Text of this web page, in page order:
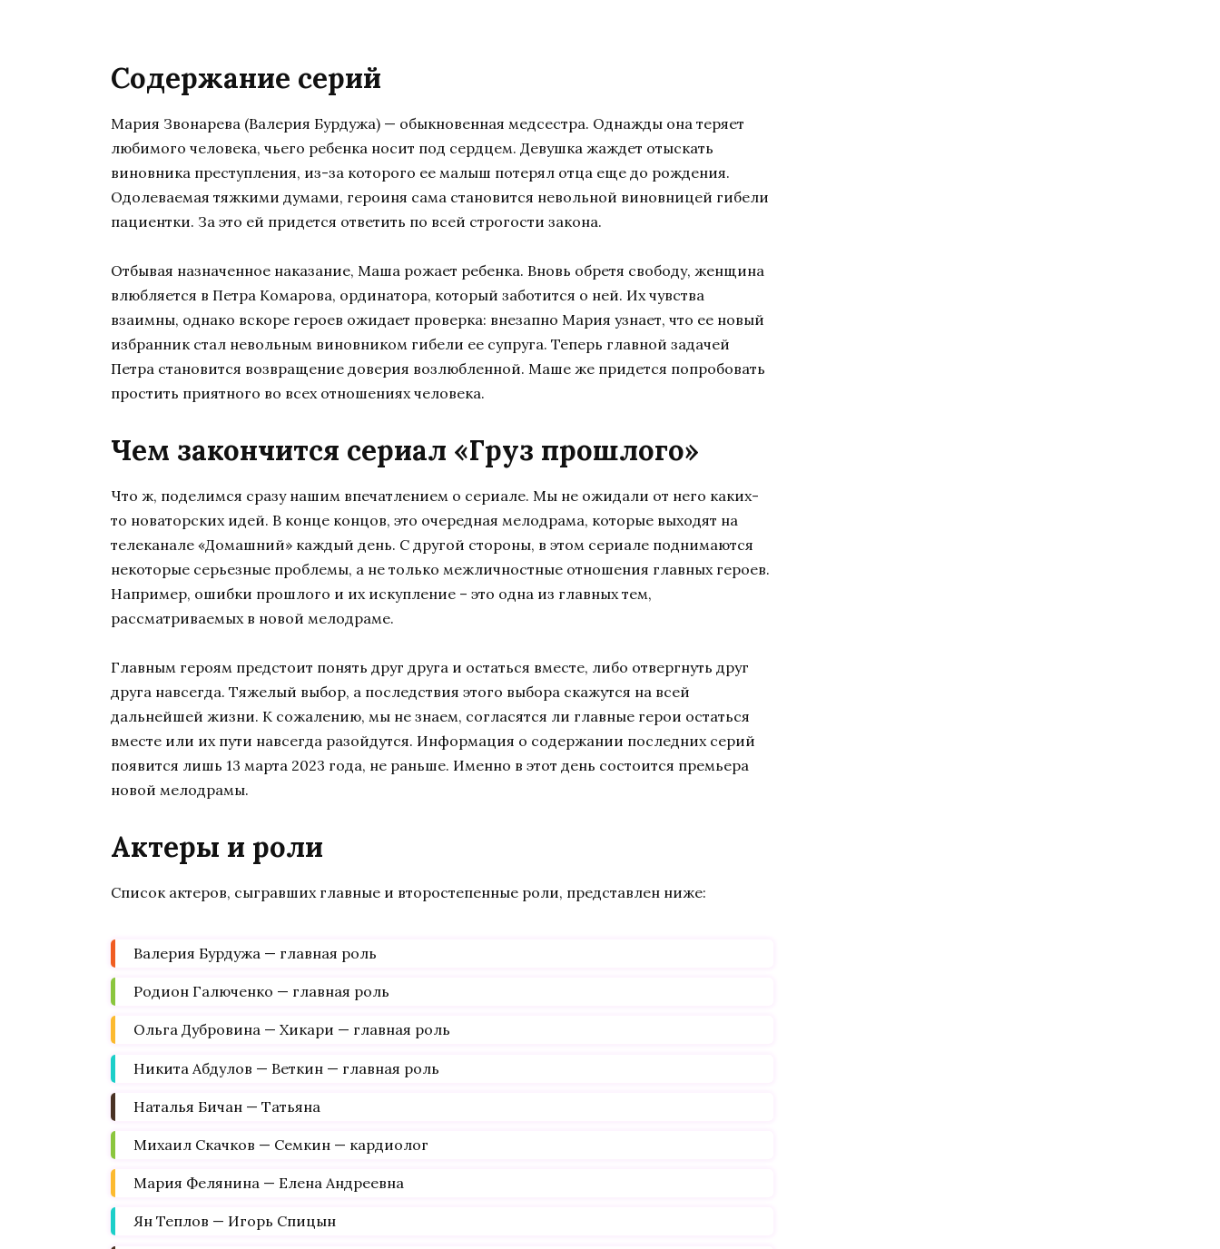
Содержание серий
Мария Звонарева (Валерия Бурдужа) — обыкновенная медсестра. Однажды она теряет
любимого человека, чьего ребенка носит под сердцем. Девушка жаждет отыскать
виновника преступления, из-за которого ее малыш потерял отца еще до рождения.
Одолеваемая тяжкими думами, героиня сама становится невольной виновницей гибели
пациентки. За это ей придется ответить по всей строгости закона.
Отбывая назначенное наказание, Маша рожает ребенка. Вновь обретя свободу, женщина
влюбляется в Петра Комарова, ординатора, который заботится о ней. Их чувства
взаимны, однако вскоре героев ожидает проверка: внезапно Мария узнает, что ее новый
избранник стал невольным виновником гибели ее супруга. Теперь главной задачей
Петра становится возвращение доверия возлюбленной. Маше же придется попробовать
простить приятного во всех отношениях человека.
Чем закончится сериал «Груз прошлого»
Что ж, поделимся сразу нашим впечатлением о сериале. Мы не ожидали от него каких-
то новаторских идей. В конце концов, это очередная мелодрама, которые выходят на
телеканале «Домашний» каждый день. С другой стороны, в этом сериале поднимаются
некоторые серьезные проблемы, а не только межличностные отношения главных героев.
Например, ошибки прошлого и их искупление – это одна из главных тем,
рассматриваемых в новой мелодраме.
Главным героям предстоит понять друг друга и остаться вместе, либо отвергнуть друг
друга навсегда. Тяжелый выбор, а последствия этого выбора скажутся на всей
дальнейшей жизни. К сожалению, мы не знаем, согласятся ли главные герои остаться
вместе или их пути навсегда разойдутся. Информация о содержании последних серий
появится лишь 13 марта 2023 года, не раньше. Именно в этот день состоится премьера
новой мелодрамы.
Актеры и роли
Список актеров, сыгравших главные и второстепенные роли, представлен ниже:
Валерия Бурдужа — главная роль
Родион Галюченко — главная роль
Ольга Дубровина — Хикари — главная роль
Никита Абдулов — Веткин — главная роль
Наталья Бичан — Татьяна
Михаил Скачков — Семкин — кардиолог
Мария Фелянина — Елена Андреевна
Ян Теплов — Игорь Спицын